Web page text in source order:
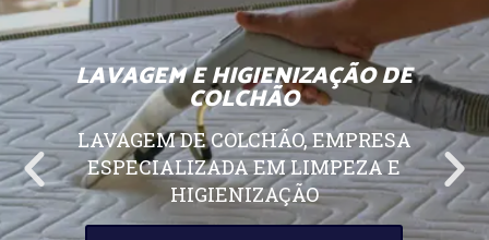
LAVAGEM E HIGIENIZAÇÃO DE
COLCHÃO
LAVAGEM DE COLCHÃO, EMPRESA
ESPECIALIZADA EM LIMPEZA E
HIGIENIZAÇÃO